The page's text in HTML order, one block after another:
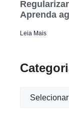
Aprenda
Leia Mais